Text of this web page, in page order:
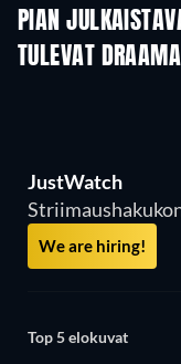
PIAN
TULEVAT
JustWatch
We are hiring!
Top 5 elokuvat